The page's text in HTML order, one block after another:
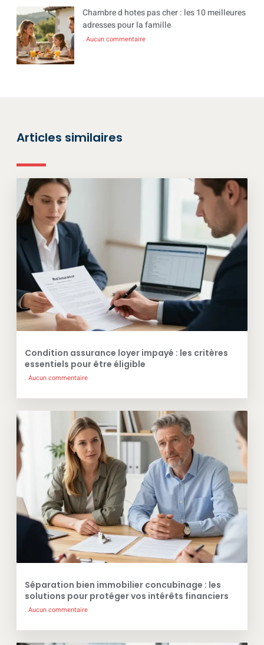
Chambre d hotes pas cher : les 10 meilleures
adresses pour la famille
Aucun commentaire
Articles similaires
Condition assurance loyer impayé : les critères
essentiels pour être éligible
Aucun commentaire
Séparation bien immobilier concubinage : les
solutions pour protéger vos intérêts financiers
Aucun commentaire